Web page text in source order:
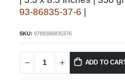
93-86835-37-6
SKU: 9789386835376
ADD TO